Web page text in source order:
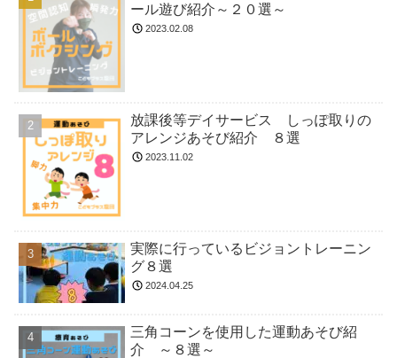
ール遊び紹介～２０選～
2023.02.08
放課後等デイサービス しっぽ取りの
アレンジあそび紹介 ８選
2023.11.02
実際に行っているビジョントレーニン
グ８選
2024.04.25
三角コーンを使用した運動あそび紹
介 ～８選～